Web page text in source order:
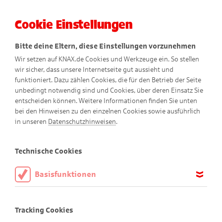
KNAXige Comics
Cookie Einstellungen
Bitte deine Eltern, diese Einstellungen vorzunehmen
Wir setzen auf KNAX.de Cookies und Werkzeuge ein. So stellen
wir sicher, dass unsere Internetseite gut aussieht und
funktioniert. Dazu zählen Cookies, die für den Betrieb der Seite
unbedingt notwendig sind und Cookies, über deren Einsatz Sie
entscheiden können. Weitere Informationen finden Sie unten
bei den Hinweisen zu den einzelnen Cookies sowie ausführlich
in unseren Datenschutzhinweisen.
Technische Cookies
Basisfunktionen
aktiviert sein.
Tracking Cookies